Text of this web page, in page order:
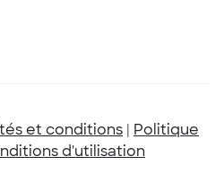
et conditions
Politique
d'utilisation